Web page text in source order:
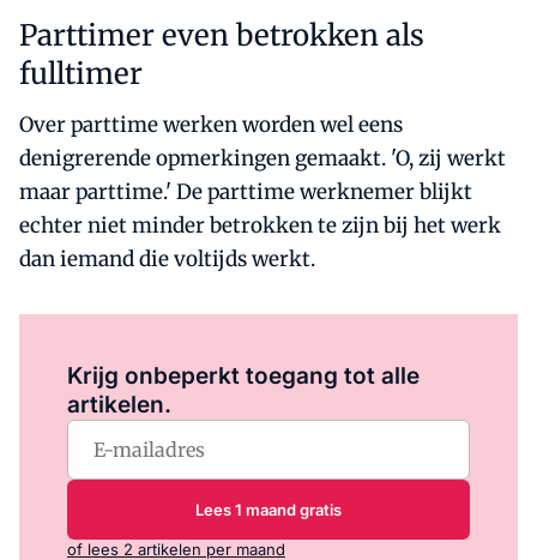
Parttimer even betrokken als
fulltimer
Over parttime werken worden wel eens
denigrerende opmerkingen gemaakt. 'O, zij werkt
maar parttime.' De parttime werknemer blijkt
echter niet minder betrokken te zijn bij het werk
dan iemand die voltijds werkt.
Krijg onbeperkt toegang tot alle
artikelen.
Lees 1 maand gratis
of lees 2 artikelen per maand